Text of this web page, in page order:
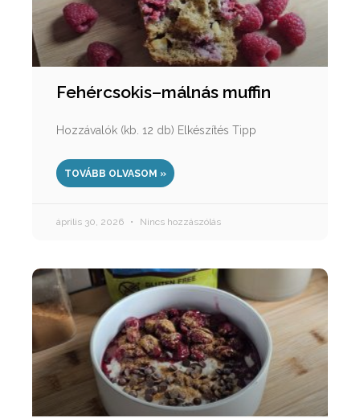
Fehércsokis–málnás muffin
Hozzávalók (kb. 12 db) Elkészítés Tipp
TOVÁBB OLVASOM »
április 30, 2026 Nincs hozzászólás